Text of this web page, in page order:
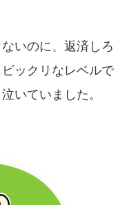
いのに、返済しろ
ックリなレベルで
いていました。